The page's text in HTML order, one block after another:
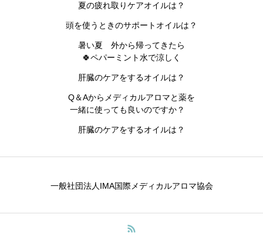
夏の疲れ取りケアオイルは？
頭を使うときのサポートオイルは？
暑い夏 外から帰ってきたら
🍀ペパーミント水で涼しく
肝臓のケアをするオイルは？
Q＆Aからメディカルアロマと薬を
一緒に使っても良いのですか？
肝臓のケアをするオイルは？
一般社団法人IMA国際メディカルアロマ協会